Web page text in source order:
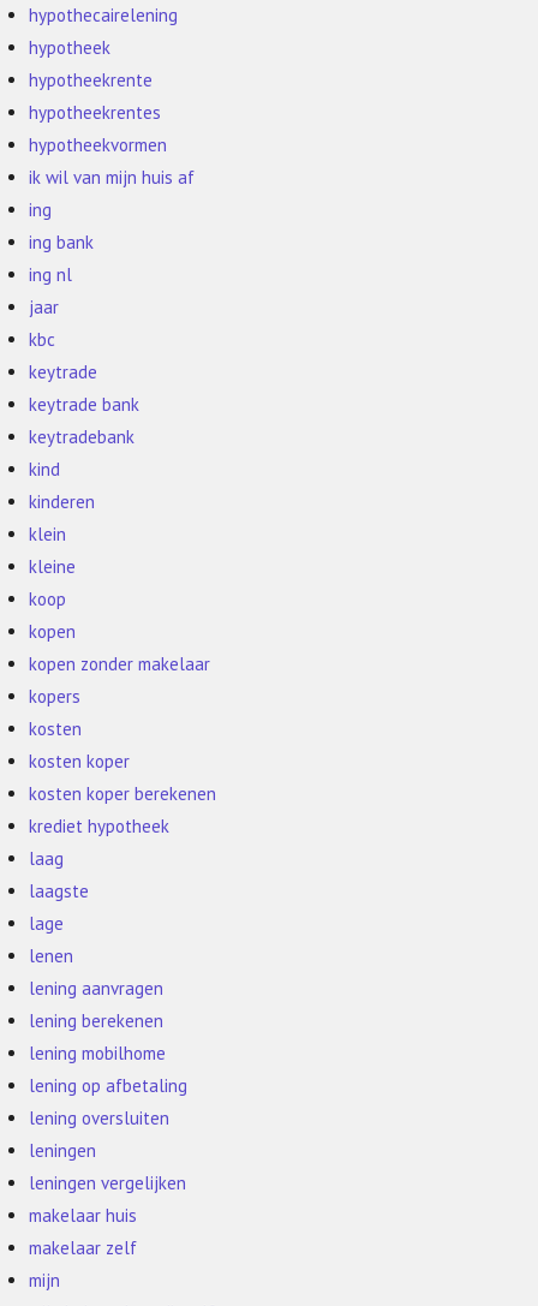
hypothecairelening
hypotheek
hypotheekrente
hypotheekrentes
hypotheekvormen
ik wil van mijn huis af
ing
ing bank
ing nl
jaar
kbc
keytrade
keytrade bank
keytradebank
kind
kinderen
klein
kleine
koop
kopen
kopen zonder makelaar
kopers
kosten
kosten koper
kosten koper berekenen
krediet hypotheek
laag
laagste
lage
lenen
lening aanvragen
lening berekenen
lening mobilhome
lening op afbetaling
lening oversluiten
leningen
leningen vergelijken
makelaar huis
makelaar zelf
mijn